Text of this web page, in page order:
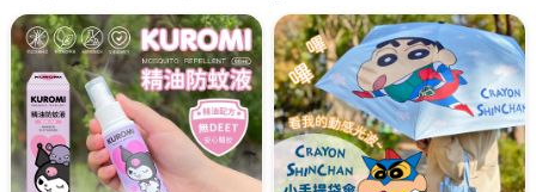
紅豆食府
元榆 傘 風扇 柑心良品 樂廚
劉霸
地墊
箱購 雨衣 颱風
最近搜尋
清除所有記錄